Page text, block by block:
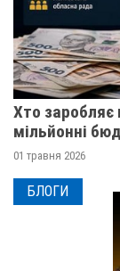
Хто заробляє
мільйонні
01 травня 2026
БЛОГИ